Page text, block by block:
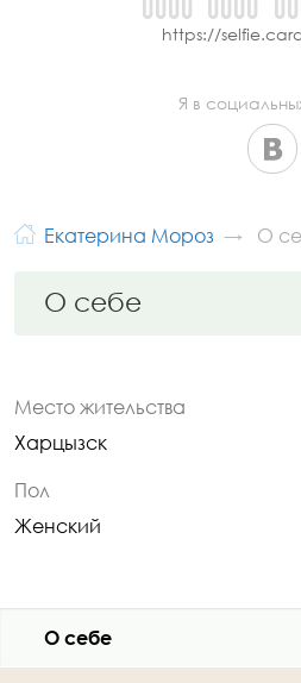
0000 0000
https://
Я в
Екатерина Мороз О
О себе
Место жительства
Харцызск
Пол
Женский
О себе